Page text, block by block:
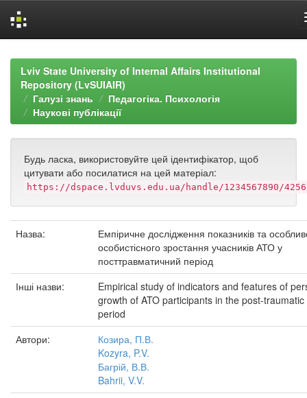
navigationLviv State University of Internal Affairs Institutional
Repository (LvSUIAIR)
Галузі знань
Педагогіка. Психологія
Наукові публікації
Будь ласка, використовуйте цей ідентифікатор, щоб
цитувати або посилатися на цей матеріал:
https://dspace.lvduvs.edu.ua/handle/1234567890/4256
Назва:
Емпіричне дослідження показників та
особистісного зростання учасників АТО у
посттравматичний період
Інші назви:
Empirical study of indicators and features of
growth of ATO participants in the post-traumatic
period
Автори:
Козира, П.В.
Kozyra, P.V.
Багрій, В.В.
Bahrii, V.V.